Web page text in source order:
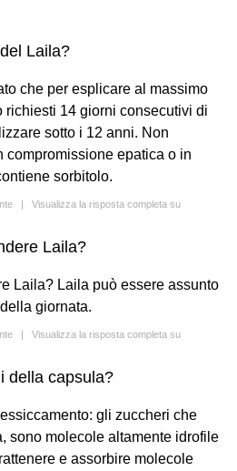
Laila?
che per esplicare al massimo
richiesti 14 giorni consecutivi di
sotto i 12 anni. Non
compromissione epatica o in
sorbitolo.
| Visualizza la risposta completa su
Laila?
Laila? Laila può essere assunto
giornata.
| Visualizza la risposta completa su
della capsula?
gli zuccheri che
sono molecole altamente idrofile
e assorbire molecole